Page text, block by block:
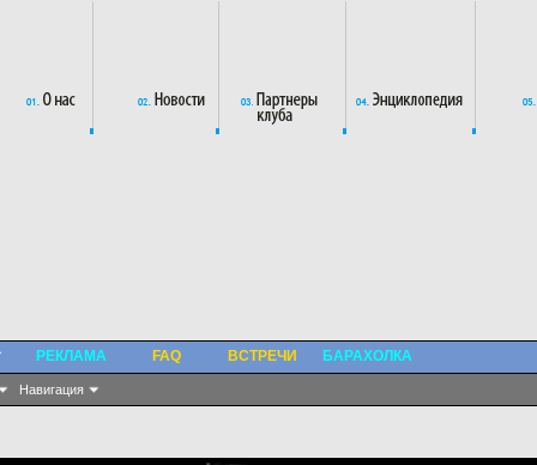
Навигация
РЕКЛАМА FAQ ВСТРЕЧИ БАРАХОЛКА